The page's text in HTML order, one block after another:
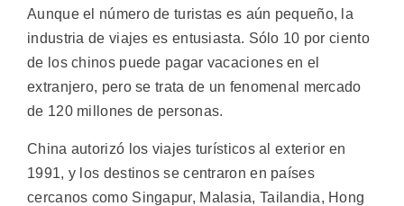
Aunque el número de turistas es aún pequeño, la
industria de viajes es entusiasta. Sólo 10 por ciento
de los chinos puede pagar vacaciones en el
extranjero, pero se trata de un fenomenal mercado
de 120 millones de personas.
China autorizó los viajes turísticos al exterior en
1991, y los destinos se centraron en países
cercanos como Singapur, Malasia, Tailandia, Hong